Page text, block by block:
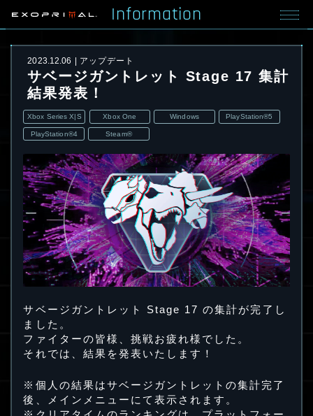
Information
2023.12.06 アップデート
サベージガントレット Stage 17 集計
結果発表！
Xbox Series X|S Xbox One Windows PlayStation®5
PlayStation®4 Steam®
サベージガントレット Stage 17 の集計が完了し
ました。
ファイターの皆様、挑戦お疲れ様でした。
それでは、結果を発表いたします！
※個人の結果はサベージガントレットの集計完了
後、メインメニューにて表示されます。